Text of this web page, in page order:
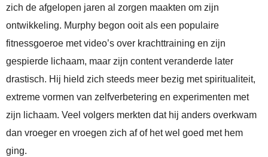
zich de afgelopen jaren al zorgen maakten om zijn
ontwikkeling. Murphy begon ooit als een populaire
fitnessgoeroe met video’s over krachttraining en zijn
gespierde lichaam, maar zijn content veranderde later
drastisch. Hij hield zich steeds meer bezig met spiritualiteit,
extreme vormen van zelfverbetering en experimenten met
zijn lichaam. Veel volgers merkten dat hij anders overkwam
dan vroeger en vroegen zich af of het wel goed met hem
ging.